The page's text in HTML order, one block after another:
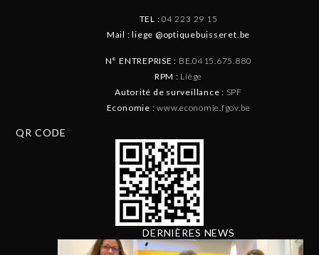
TEL : 04 223 29 15
Mail : liege @optiquebuisseret.be
N° ENTREPRISE : BE.0415.675.880
RPM : Liège
Autorité de surveillance : SPF
Economie : www.economie.fgov.be
QR CODE
DERNIÈRES NEWS